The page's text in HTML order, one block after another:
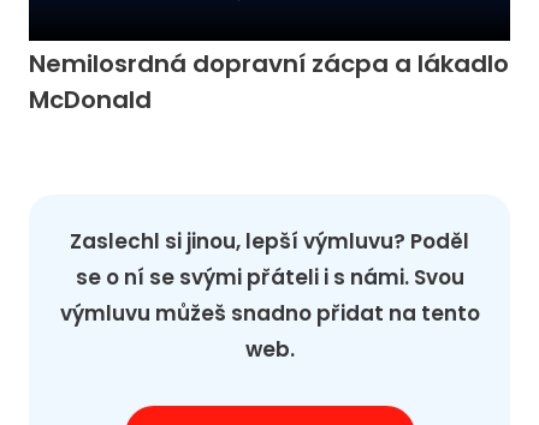
Nemilosrdná dopravní zácpa a lákadlo
McDonald
Zaslechl si jinou, lepší výmluvu? Poděl
se o ní se svými přáteli i s námi. Svou
výmluvu můžeš snadno přidat na tento
web.